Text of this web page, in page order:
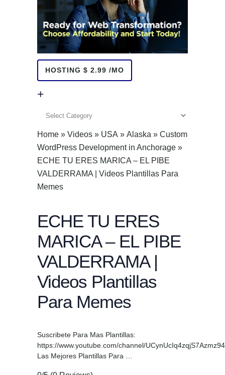
HOSTING $ 2.99 /MO
+
Home » Videos » USA » Alaska » Custom
WordPress Development in Anchorage »
ECHE TU ERES MARICA – EL PIBE
VALDERRAMA | Videos Plantillas Para
Memes
ECHE TU ERES
MARICA – EL PIBE
VALDERRAMA |
Videos Plantillas
Para Memes
Suscribete Para Mas Plantillas:
https://www.youtube.com/channel/
Las Mejores Plantillas Para …